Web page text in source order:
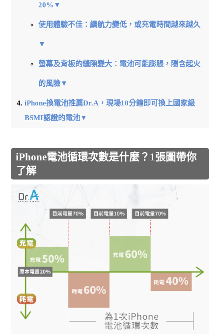
20%▼
使用體驗不佳：續航力變低，或充電時間越來越久
▼
螢幕及背板的縫隙變大：電池可能膨脹，隱含起火
的風險▼
iPhone換電池推薦Dr.A，現場10分鐘即可換上國家級
BSMI認證的電池▼
iPhone電池循環次數是什麼？1張圖帶你
了解